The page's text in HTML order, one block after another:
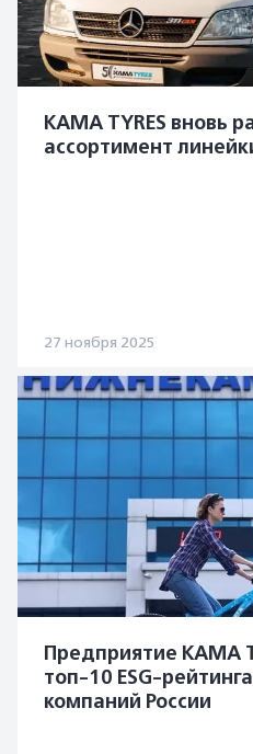
KAMA TYRES вновь
ассортимент
27 ноября 2025
Предприятие KAMA
топ-10 ESG-
компаний России